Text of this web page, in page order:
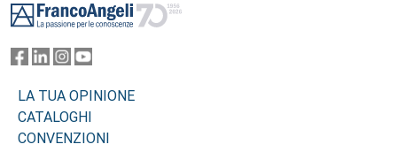
LA TUA OPINIONE
CATALOGHI
CONVENZIONI